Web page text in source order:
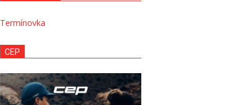
Termínovka
CEP